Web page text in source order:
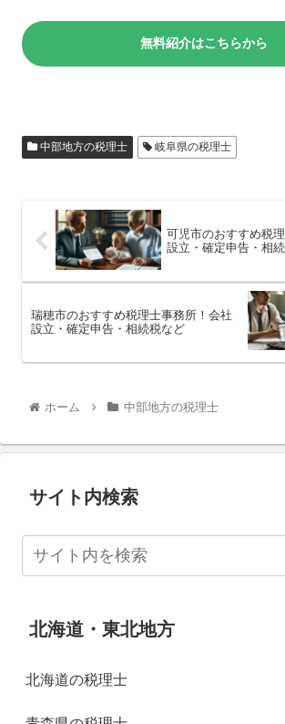
無料紹介はこちらから
中部地方の税理士 岐阜県の税理士
可児市のおすすめ税
設立・確定申告・相
瑞穂市のおすすめ税理士事務所！会社
設立・確定申告・相続税など
ホーム 中部地方の税理士
サイト内検索
北海道・東北地方
北海道の税理士